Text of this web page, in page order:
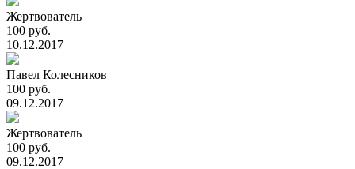
Жертвователь
100 руб.
10.12.2017
Павел Колесников
100 руб.
09.12.2017
Жертвователь
100 руб.
09.12.2017